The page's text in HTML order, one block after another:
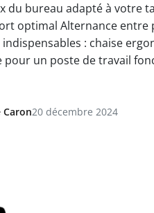
du bureau adapté à
optimal Alternance
: chaise
pour un poste de travail
20 décembre 2024